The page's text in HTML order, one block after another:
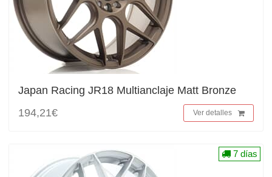
Japan Racing JR18 Multianclaje Matt Bronze
194,21€
Ver detalles
7 días